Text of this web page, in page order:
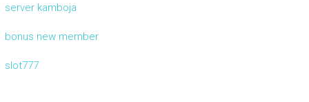
server kamboja
bonus new member
slot777